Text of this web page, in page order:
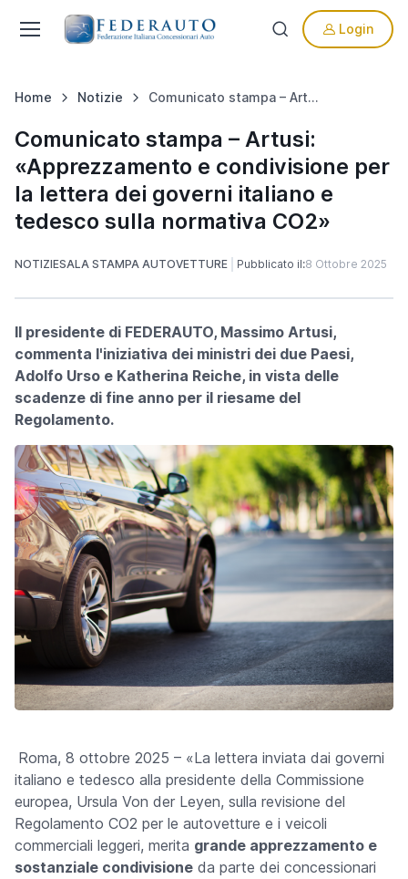
Login
Home Notizie Comunicato stampa – Artusi: «Apprezzamento e condivisione per la lettera dei governi italiano e tedesco sulla normativa CO2»
Comunicato stampa – Artusi:
«Apprezzamento e condivisione per
la lettera dei governi italiano e
tedesco sulla normativa CO2»
NOTIZIESALA STAMPA AUTOVETTURE Pubblicato il:8 Ottobre 2025
Il presidente di FEDERAUTO, Massimo Artusi,
commenta l'iniziativa dei ministri dei due Paesi,
Adolfo Urso e Katherina Reiche, in vista delle
scadenze di fine anno per il riesame del
Regolamento.
Roma, 8 ottobre 2025 – «La lettera inviata dai governi
italiano e tedesco alla presidente della Commissione
europea, Ursula Von der Leyen, sulla revisione del
Regolamento CO2 per le autovetture e i veicoli
commerciali leggeri, merita grande apprezzamento e
sostanziale condivisione da parte dei concessionari